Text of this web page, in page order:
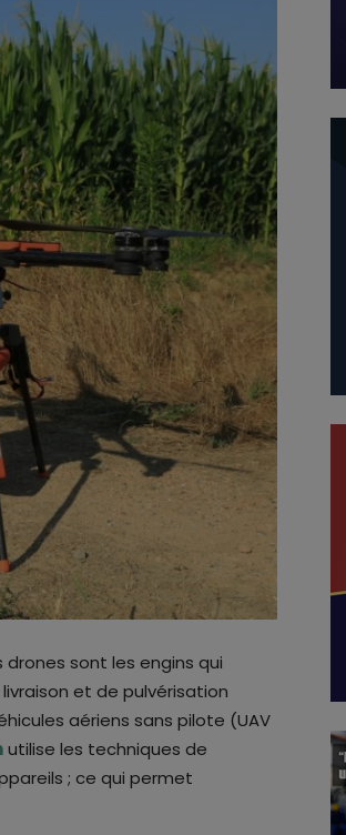
sont les engins qui
et de pulvérisation
aériens sans pilote (UAV
utilise les techniques de
; ce qui permet